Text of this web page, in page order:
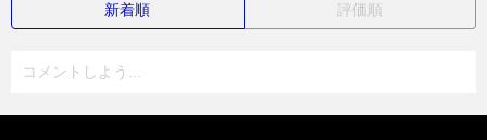
新着順 評価順
コメントしよう...